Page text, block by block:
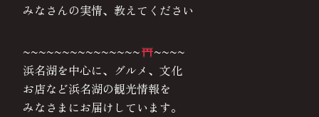
みなさんの実情、教えてください
~~~~~~~~~~~~~~~
~~~~
浜名湖を中心に、グルメ、文化
お店など浜名湖の観光情報を
みなさまにお届けしています。